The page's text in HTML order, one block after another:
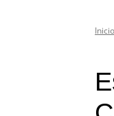
Inicio